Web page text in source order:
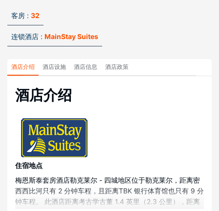
客房 : 32
连锁酒店 : MainStay Suites
酒店介绍 酒店设施 酒店信息 酒店政策
酒店介绍
住宿地点
梅恩斯泰套房酒店勒克莱尔 - 四城地区位于勒克莱尔，距离密
西西比河只有 2 分钟车程，且距离TBK 银行体育馆也只有 9 分
钟车程。 此酒店距离考古学古董 1.4 英里（2.3 公里），距离